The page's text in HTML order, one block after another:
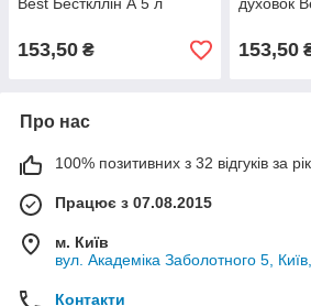
153,50 ₴ 153,50
Про нас
100% позитивних з 32 відгуків за рік
Працює з 07.08.2015
м. Київ
вул. Академіка Заболотного 5,
Контакти